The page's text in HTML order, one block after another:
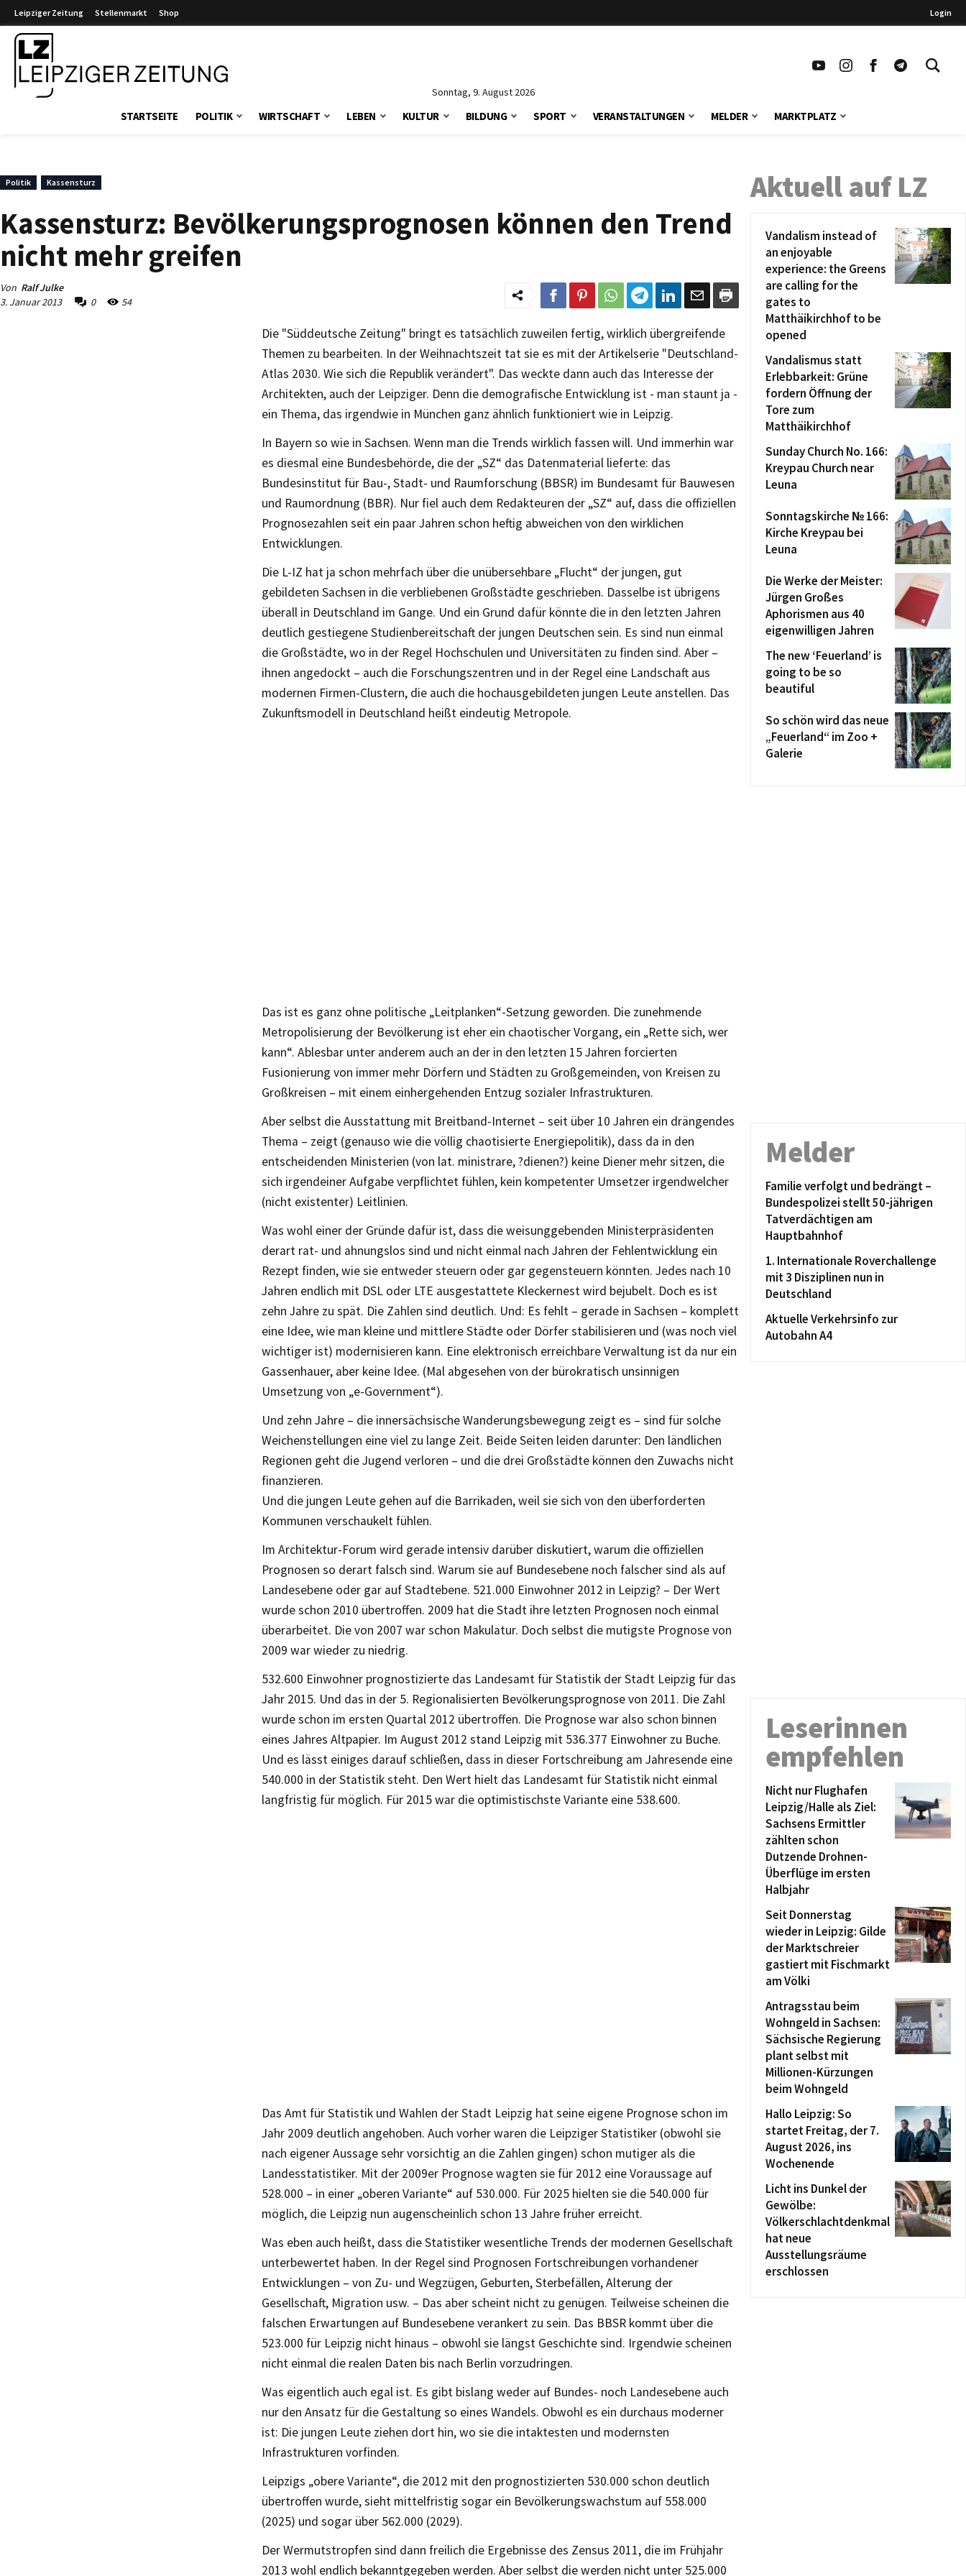
Leipziger Zeitung Stellenmarkt Shop Login
Sonntag, 9. August 2026
STARTSEITE POLITIK WIRTSCHAFT LEBEN KULTUR BILDUNG SPORT VERANSTALTUNGEN MELDER MARKTPLATZ
Politik Kassensturz
Kassensturz: Bevölkerungsprognosen können den Trend
nicht mehr greifen
Von Ralf Julke
3. Januar 2013
0 54
Die "Süddeutsche Zeitung" bringt es tatsächlich zuweilen fertig, wirklich übergreifende
Themen zu bearbeiten. In der Weihnachtszeit tat sie es mit der Artikelserie "Deutschland-
Atlas 2030. Wie sich die Republik verändert". Das weckte dann auch das Interesse der
Architekten, auch der Leipziger. Denn die demografische Entwicklung ist - man staunt ja -
ein Thema, das irgendwie in München ganz ähnlich funktioniert wie in Leipzig.
In Bayern so wie in Sachsen. Wenn man die Trends wirklich fassen will. Und immerhin war
es diesmal eine Bundesbehörde, die der „SZ“ das Datenmaterial lieferte: das
Bundesinstitut für Bau-, Stadt- und Raumforschung (BBSR) im Bundesamt für Bauwesen
und Raumordnung (BBR). Nur fiel auch dem Redakteuren der „SZ“ auf, dass die offiziellen
Prognosezahlen seit ein paar Jahren schon heftig abweichen von den wirklichen
Entwicklungen.
Die L-IZ hat ja schon mehrfach über die unübersehbare „Flucht“ der jungen, gut
gebildeten Sachsen in die verbliebenen Großstädte geschrieben. Dasselbe ist übrigens
überall in Deutschland im Gange. Und ein Grund dafür könnte die in den letzten Jahren
deutlich gestiegene Studienbereitschaft der jungen Deutschen sein. Es sind nun einmal
die Großstädte, wo in der Regel Hochschulen und Universitäten zu finden sind. Aber –
ihnen angedockt – auch die Forschungszentren und in der Regel eine Landschaft aus
modernen Firmen-Clustern, die auch die hochausgebildeten jungen Leute anstellen. Das
Zukunftsmodell in Deutschland heißt eindeutig Metropole.
Das ist es ganz ohne politische „Leitplanken“-Setzung geworden. Die zunehmende
Metropolisierung der Bevölkerung ist eher ein chaotischer Vorgang, ein „Rette sich, wer
kann“. Ablesbar unter anderem auch an der in den letzten 15 Jahren forcierten
Fusionierung von immer mehr Dörfern und Städten zu Großgemeinden, von Kreisen zu
Großkreisen – mit einem einhergehenden Entzug sozialer Infrastrukturen.
Aber selbst die Ausstattung mit Breitband-Internet – seit über 10 Jahren ein drängendes
Thema – zeigt (genauso wie die völlig chaotisierte Energiepolitik), dass da in den
entscheidenden Ministerien (von lat. ministrare, ?dienen?) keine Diener mehr sitzen, die
sich irgendeiner Aufgabe verpflichtet fühlen, kein kompetenter Umsetzer irgendwelcher
(nicht existenter) Leitlinien.
Was wohl einer der Gründe dafür ist, dass die weisunggebenden Ministerpräsidenten
derart rat- und ahnungslos sind und nicht einmal nach Jahren der Fehlentwicklung ein
Rezept finden, wie sie entweder steuern oder gar gegensteuern könnten. Jedes nach 10
Jahren endlich mit DSL oder LTE ausgestattete Kleckernest wird bejubelt. Doch es ist
zehn Jahre zu spät. Die Zahlen sind deutlich. Und: Es fehlt – gerade in Sachsen – komplett
eine Idee, wie man kleine und mittlere Städte oder Dörfer stabilisieren und (was noch viel
wichtiger ist) modernisieren kann. Eine elektronisch erreichbare Verwaltung ist da nur ein
Gassenhauer, aber keine Idee. (Mal abgesehen von der bürokratisch unsinnigen
Umsetzung von „e-Government“).
Und zehn Jahre – die innersächsische Wanderungsbewegung zeigt es – sind für solche
Weichenstellungen eine viel zu lange Zeit. Beide Seiten leiden darunter: Den ländlichen
Regionen geht die Jugend verloren – und die drei Großstädte können den Zuwachs nicht
finanzieren.
Und die jungen Leute gehen auf die Barrikaden, weil sie sich von den überforderten
Kommunen verschaukelt fühlen.
Im Architektur-Forum wird gerade intensiv darüber diskutiert, warum die offiziellen
Prognosen so derart falsch sind. Warum sie auf Bundesebene noch falscher sind als auf
Landesebene oder gar auf Stadtebene. 521.000 Einwohner 2012 in Leipzig? – Der Wert
wurde schon 2010 übertroffen. 2009 hat die Stadt ihre letzten Prognosen noch einmal
überarbeitet. Die von 2007 war schon Makulatur. Doch selbst die mutigste Prognose von
2009 war wieder zu niedrig.
532.600 Einwohner prognostizierte das Landesamt für Statistik der Stadt Leipzig für das
Jahr 2015. Und das in der 5. Regionalisierten Bevölkerungsprognose von 2011. Die Zahl
wurde schon im ersten Quartal 2012 übertroffen. Die Prognose war also schon binnen
eines Jahres Altpapier. Im August 2012 stand Leipzig mit 536.377 Einwohner zu Buche.
Und es lässt einiges darauf schließen, dass in dieser Fortschreibung am Jahresende eine
540.000 in der Statistik steht. Den Wert hielt das Landesamt für Statistik nicht einmal
langfristig für möglich. Für 2015 war die optimistischste Variante eine 538.600.
Das Amt für Statistik und Wahlen der Stadt Leipzig hat seine eigene Prognose schon im
Jahr 2009 deutlich angehoben. Auch vorher waren die Leipziger Statistiker (obwohl sie
nach eigener Aussage sehr vorsichtig an die Zahlen gingen) schon mutiger als die
Landesstatistiker. Mit der 2009er Prognose wagten sie für 2012 eine Voraussage auf
528.000 – in einer „oberen Variante“ auf 530.000. Für 2025 hielten sie die 540.000 für
möglich, die Leipzig nun augenscheinlich schon 13 Jahre früher erreicht.
Was eben auch heißt, dass die Statistiker wesentliche Trends der modernen Gesellschaft
unterbewertet haben. In der Regel sind Prognosen Fortschreibungen vorhandener
Entwicklungen – von Zu- und Wegzügen, Geburten, Sterbefällen, Alterung der
Gesellschaft, Migration usw. – Das aber scheint nicht zu genügen. Teilweise scheinen die
falschen Erwartungen auf Bundesebene verankert zu sein. Das BBSR kommt über die
523.000 für Leipzig nicht hinaus – obwohl sie längst Geschichte sind. Irgendwie scheinen
nicht einmal die realen Daten bis nach Berlin vorzudringen.
Was eigentlich auch egal ist. Es gibt bislang weder auf Bundes- noch Landesebene auch
nur den Ansatz für die Gestaltung so eines Wandels. Obwohl es ein durchaus moderner
ist: Die jungen Leute ziehen dort hin, wo sie die intaktesten und modernsten
Infrastrukturen vorfinden.
Leipzigs „obere Variante“, die 2012 mit den prognostizierten 530.000 schon deutlich
übertroffen wurde, sieht mittelfristig sogar ein Bevölkerungswachstum auf 558.000
(2025) und sogar über 562.000 (2029).
Der Wermutstropfen sind dann freilich die Ergebnisse des Zensus 2011, die im Frühjahr
2013 wohl endlich bekanntgegeben werden. Aber selbst die werden nicht unter 525.000
Aktuell auf LZ
Vandalism instead of
an enjoyable
experience: the Greens
are calling for the
gates to
Matthäikirchhof to be
opened
Vandalismus statt
Erlebbarkeit: Grüne
fordern Öffnung der
Tore zum
Matthäikirchhof
Sunday Church No. 166:
Kreypau Church near
Leuna
Sonntagskirche № 166:
Kirche Kreypau bei
Leuna
Die Werke der Meister:
Jürgen Großes
Aphorismen aus 40
eigenwilligen Jahren
The new ‘Feuerland’ is
going to be so
beautiful
So schön wird das neue
„Feuerland“ im Zoo +
Galerie
Melder
Familie verfolgt und bedrängt –
Bundespolizei stellt 50-jährigen
Tatverdächtigen am
Hauptbahnhof
1. Internationale Roverchallenge
mit 3 Disziplinen nun in
Deutschland
Aktuelle Verkehrsinfo zur
Autobahn A4
Leserinnen
empfehlen
Nicht nur Flughafen
Leipzig/Halle als Ziel:
Sachsens Ermittler
zählten schon
Dutzende Drohnen-
Überflüge im ersten
Halbjahr
Seit Donnerstag
wieder in Leipzig: Gilde
der Marktschreier
gastiert mit Fischmarkt
am Völki
Antragsstau beim
Wohngeld in Sachsen:
Sächsische Regierung
plant selbst mit
Millionen-Kürzungen
beim Wohngeld
Hallo Leipzig: So
startet Freitag, der 7.
August 2026, ins
Wochenende
Licht ins Dunkel der
Gewölbe:
Völkerschlachtdenkmal
hat neue
Ausstellungsräume
erschlossen